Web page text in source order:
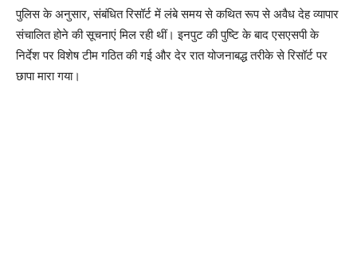
पुलिस के अनुसार, संबंधित रिसॉर्ट में लंबे समय से कथित रूप से अवैध देह व्यापार
संचालित होने की सूचनाएं मिल रही थीं। इनपुट की पुष्टि के बाद एसएसपी के
निर्देश पर विशेष टीम गठित की गई और देर रात योजनाबद्ध तरीके से रिसॉर्ट पर
छापा मारा गया।